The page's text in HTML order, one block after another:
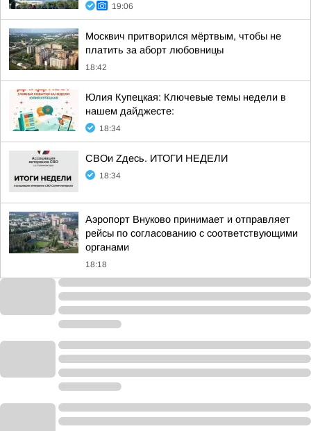
19:06
Москвич притворился мёртвым, чтобы не
платить за аборт любовницы
18:42
Юлия Купецкая: Ключевые темы недели в
нашем дайджесте:
18:34
СВОи Zдесь. ИТОГИ НЕДЕЛИ
18:34
Аэропорт Внуково принимает и отправляет
рейсы по согласованию с соответствующими
органами
18:18